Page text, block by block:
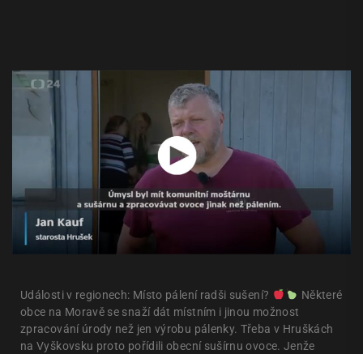
Události v regionech: Místo pálení radši sušení?
Některé
obce na Moravě se snaží dát místním i jinou možnost
zpracování úrody než jen výrobu pálenky. Třeba v Hruškách
na Vyškovsku proto pořídili obecní sušírnu ovoce. Jenže